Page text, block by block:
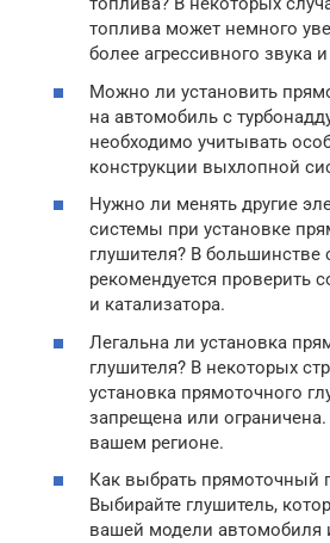
топлива может немного
более агрессивного звука
Можно ли установить
на автомобиль с
необходимо учитывать
конструкции выхлопной
Нужно ли менять другие
системы при установке
глушителя? В большинстве
рекомендуется проверить
и катализатора.
Легальна ли установка
глушителя? В некоторых
установка прямоточного
запрещена или
вашем регионе.
Как выбрать прямоточный
Выбирайте глушитель,
вашей модели автомобиля